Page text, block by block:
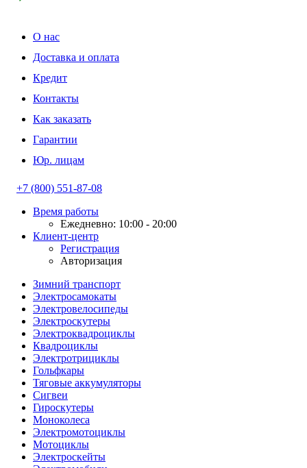
О нас
Доставка и оплата
Кредит
Контакты
Как заказать
Гарантии
Юр. лицам
+7 (800) 551-87-08
Время работы
Ежедневно: 10:00 - 20:00
Клиент-центр
Регистрация
Авторизация
Зимний транспорт
Электросамокаты
Электровелосипеды
Электроскутеры
Электроквадроциклы
Квадроциклы
Электротрициклы
Гольфкары
Тяговые аккумуляторы
Сигвеи
Гироскутеры
Моноколеса
Электромотоциклы
Мотоциклы
Электроскейты